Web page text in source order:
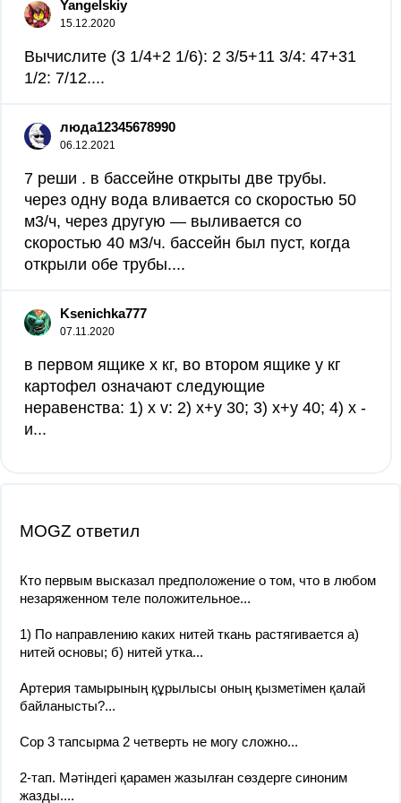
Yangelskiy
15.12.2020
Вычислите (3 1/4+2 1/6): 2 3/5+11 3/4: 47+31
1/2: 7/12.​...
люда12345678990
06.12.2021
7 реши . в бассейне открыты две трубы.
через одну вода вливается со скоростью 50
м3/ч, через другую — выливается со
скоростью 40 м3/ч. бассейн был пуст, когда
открыли обе трубы....
Ksenichka777
07.11.2020
в первом ящике x кг, во втором ящике у кг
картофел означают следующие
неравенства: 1) x v: 2) x+y 30; 3) x+y 40; 4) x -
и​...
MOGZ ответил
Кто первым высказал предположение о том, что в любом
незаряженном теле положительное...
1) По направлению каких нитей ткань растягивается a)
нитей основы; б) нитей утка...
Артерия тамырының құрылысы оның қызметімен қалай
байланысты?...
Сор 3 тапсырма 2 четверть не могу сложно...
2-тап. Мәтіндегі қарамен жазылған сөздерге синоним
жазды.​...